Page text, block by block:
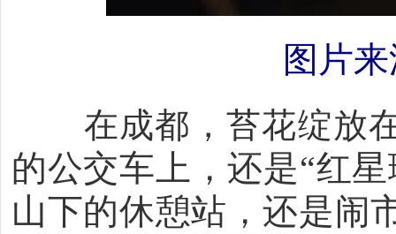
图片
在成都，苔花绽放
的公交车上，还是“红
山下的休憩站，还是